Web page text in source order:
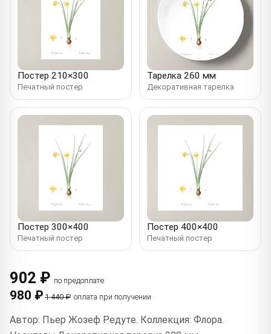
Постер 210×300
Печатный постер
Тарелка 260 мм
Декоративная тарелка
Постер 300×400
Печатный постер
Постер 400×400
Печатный постер
902 ₽ по предоплате
980 ₽ 1 440 ₽ оплата при получении
Автор: Пьер Жозеф Редуте. Коллекция: Флора.